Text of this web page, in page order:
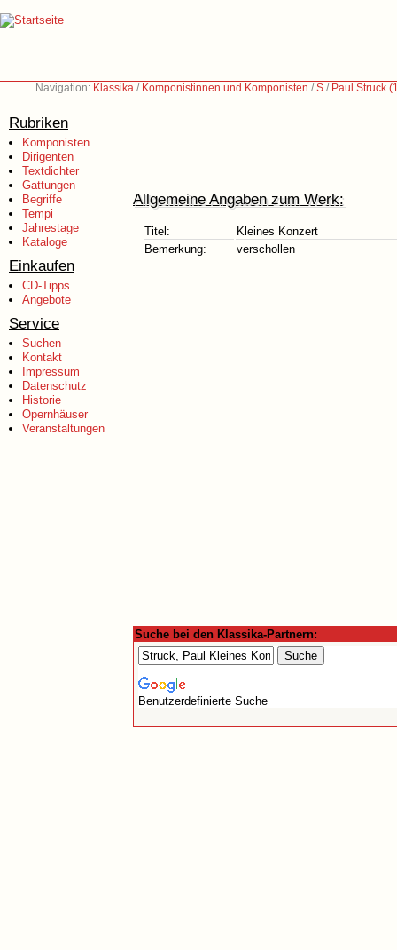
Navigation: Klassika / Komponistinnen und Komponisten /S / Paul Struck
Rubriken
Komponisten
Dirigenten
Textdichter
Gattungen
Begriffe
Tempi
Jahrestage
Kataloge
Einkaufen
CD-Tipps
Angebote
Service
Suchen
Kontakt
Impressum
Datenschutz
Historie
Opernhäuser
Veranstaltungen
Allgemeine Angaben zum Werk:
Titel:
Kleines Konzert
Bemerkung:
verschollen
Suche bei den Klassika-Partnern:
Benutzerdefinierte Suche